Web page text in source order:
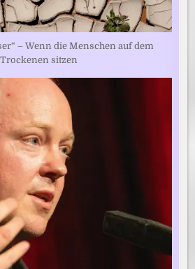
– Wenn die Menschen auf dem
Trockenen sitzen